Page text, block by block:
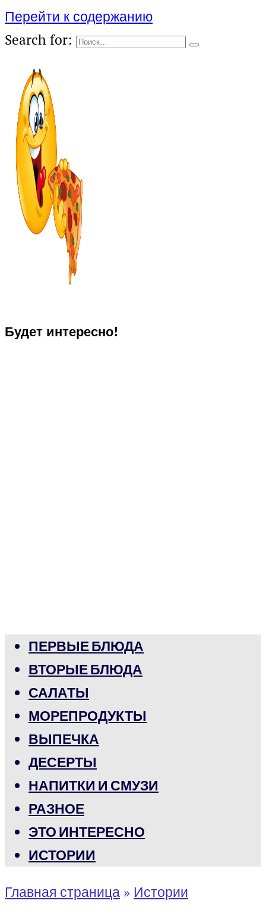
Перейти к содержанию
Search for:
Будет интересно!
ПЕРВЫЕ БЛЮДА
ВТОРЫЕ БЛЮДА
САЛАТЫ
МОРЕПРОДУКТЫ
ВЫПЕЧКА
ДЕСЕРТЫ
НАПИТКИ И СМУЗИ
РАЗНОЕ
ЭТО ИНТЕРЕСНО
ИСТОРИИ
Главная страница » Истории